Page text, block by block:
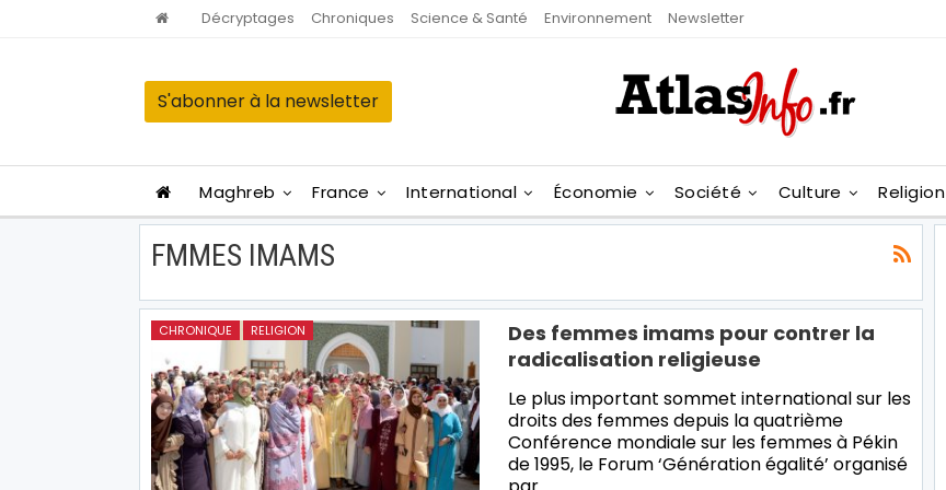
Décryptages Chroniques Science & Santé Environnement Newsletter
S'abonner à la newsletter
Maghreb France International Économie Société Culture Religion
FMMES IMAMS
CHRONIQUE RELIGION
Des femmes imams pour contrer la
radicalisation religieuse
Le plus important sommet international sur les
droits des femmes depuis la quatrième
Conférence mondiale sur les femmes à Pékin
de 1995, le Forum ‘Génération égalité’ organisé